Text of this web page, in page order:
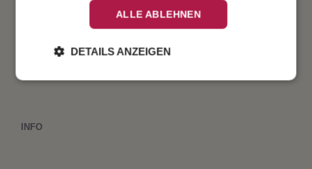
Geburtstag
INFO
ALLE ABLEHNEN
DETAILS ANZEIGEN